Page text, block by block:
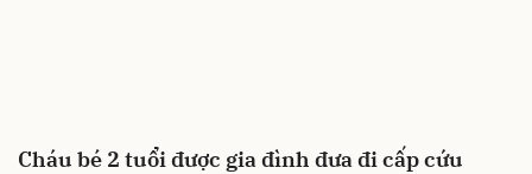
Cháu bé 2 tuổi được gia đình đưa đi cấp cứu